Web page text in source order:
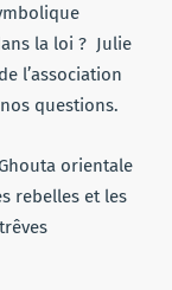
la loi ? Julie
l’association
questions.
orientale
rebelles et les